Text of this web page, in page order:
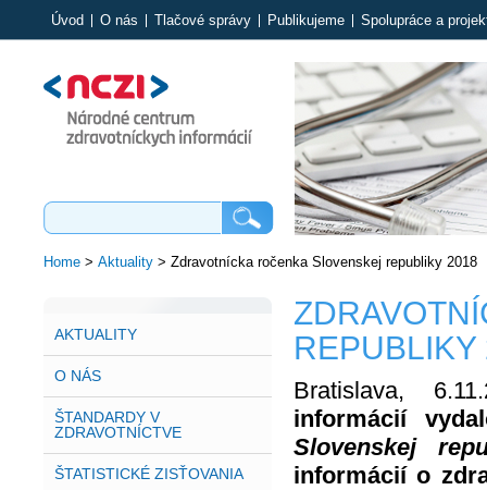
Úvod O nás Tlačové správy Publikujeme Spolupráce a
Home> Aktuality> Zdravotnícka ročenka Slovenskej republiky 2018
AKTUALITY
O NÁS
ŠTANDARDY V
ZDRAVOTNÍCTVE
ŠTATISTICKÉ ZISŤOVANIA
REPUBLIKY
Bratislava,
informácií
Slovenskej
informácií o